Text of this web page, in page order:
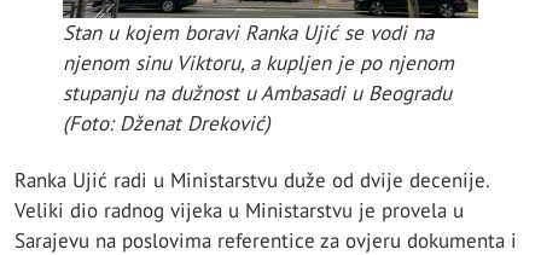
Stan u kojem boravi Ranka Ujić se vodi na
njenom sinu Viktoru, a kupljen je po njenom
stupanju na dužnost u Ambasadi u Beogradu
(Foto: Dženat Dreković)
Ranka Ujić radi u Ministarstvu duže od dvije decenije.
Veliki dio radnog vijeka u Ministarstvu je provela u
Sarajevu na poslovima referentice za ovjeru dokumenta i